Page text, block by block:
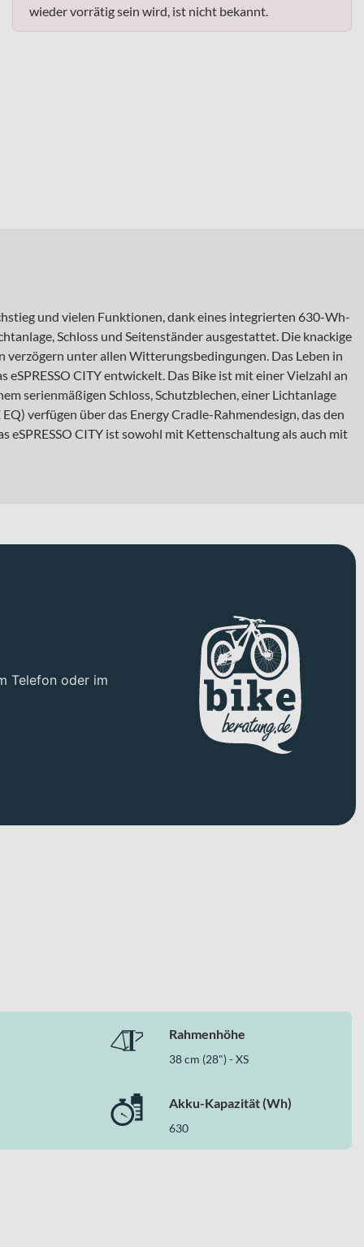
wieder vorrätig sein wird, ist nicht bekannt.
und vielen Funktionen, dank eines integrierten 630-Wh-
Schloss und Seitenständer ausgestattet. Die knackige
unter allen Witterungsbedingungen. Das Leben in
CITY entwickelt. Das Bike ist mit einer Vielzahl an
serienmäßigen Schloss, Schutzblechen, einer Lichtanlage
verfügen über das Energy Cradle-Rahmendesign, das den
CITY ist sowohl mit Kettenschaltung als auch mit
Telefon oder im
Rahmenhöhe
38 cm (28") - XS
Akku-Kapazität (Wh)
630